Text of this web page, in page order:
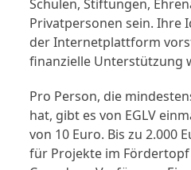
Schulen, Stiftungen,
Privatpersonen sein. Ihre
der Internetplattform
finanzielle Unterstützung
Pro Person, die
hat, gibt es von EGLV
von 10 Euro. Bis zu 2.000
für Projekte im